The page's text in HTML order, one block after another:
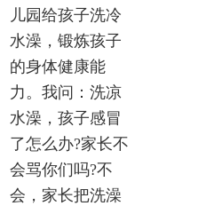
儿园给孩子洗冷
水澡，锻炼孩子
的身体健康能
力。我问：洗凉
水澡，孩子感冒
了怎么办?家长不
会骂你们吗?不
会，家长把洗澡